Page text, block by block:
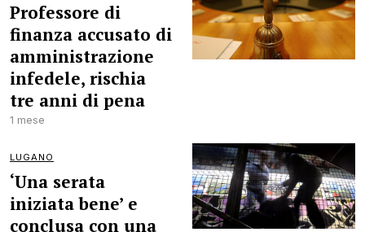
Professore di
finanza accusato di
amministrazione
infedele, rischia
tre anni di pena
1 mese
LUGANO
‘Una serata
iniziata bene’ e
conclusa con una